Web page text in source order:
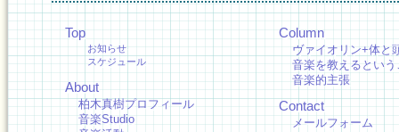
Top
お知らせ
スケジュール
About
柏木真樹プロフィール
音楽Studio
Column
ヴァイオリン+体と
音楽を教えるという
音楽的主張
Contact
メールフォーム